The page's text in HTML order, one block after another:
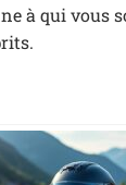
à qui